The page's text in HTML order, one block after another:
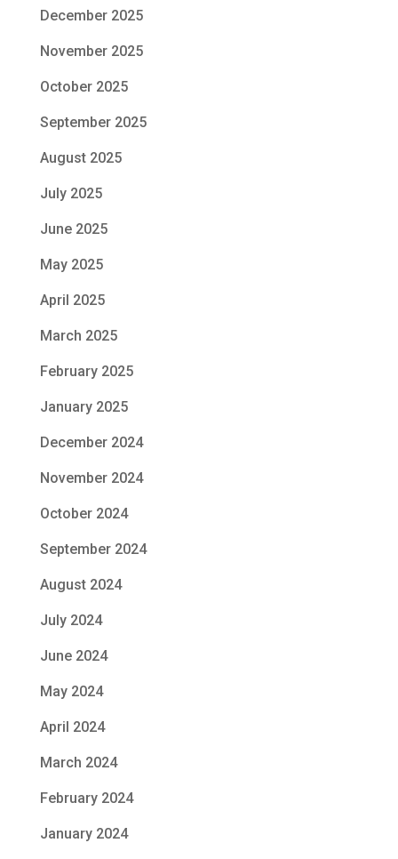
December 2025
November 2025
October 2025
September 2025
August 2025
July 2025
June 2025
May 2025
April 2025
March 2025
February 2025
January 2025
December 2024
November 2024
October 2024
September 2024
August 2024
July 2024
June 2024
May 2024
April 2024
March 2024
February 2024
January 2024